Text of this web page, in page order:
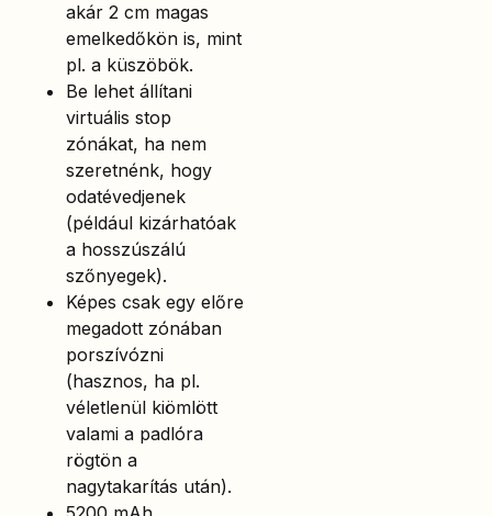
akár 2 cm magas
emelkedőkön is, mint
pl. a küszöbök.
Be lehet állítani
virtuális stop
zónákat, ha nem
szeretnénk, hogy
odatévedjenek
(például kizárhatóak
a hosszúszálú
szőnyegek).
Képes csak egy előre
megadott zónában
porszívózni
(hasznos, ha pl.
véletlenül kiömlött
valami a padlóra
rögtön a
nagytakarítás után).